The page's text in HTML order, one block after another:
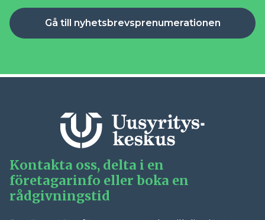
Gå till nyhetsbrevsprenumerationen
Kontakta oss, delta i en
företagarinfo eller boka en
rådgivningstid